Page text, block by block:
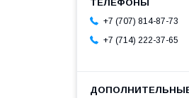
+7 (707) 814-87-73
+7 (714) 222-37-65